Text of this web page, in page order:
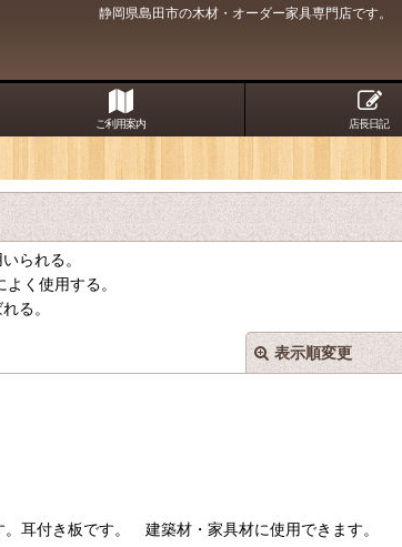
静岡県島田市の木材・オーダー家具専門店です。
ご利用案内 店長日記
られる。
く使用する。
る。
表示順変更
絞り込む
付き板です。 建築材・家具材に使用できます。